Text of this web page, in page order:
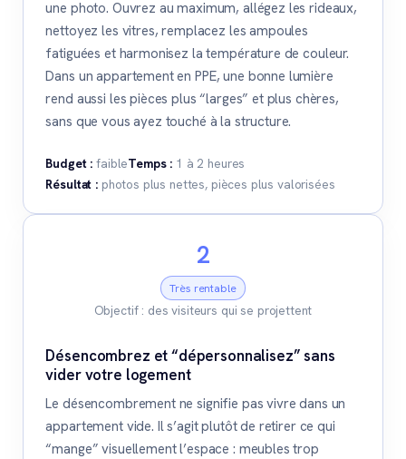
une photo. Ouvrez au maximum, allégez les rideaux,
nettoyez les vitres, remplacez les ampoules
fatiguées et harmonisez la température de couleur.
Dans un appartement en PPE, une bonne lumière
rend aussi les pièces plus “larges” et plus chères,
sans que vous ayez touché à la structure.
Budget : faibleTemps : 1 à 2 heures
Résultat :photos plus nettes, pièces plus valorisées
2
Très rentable
Objectif : des visiteurs qui se projettent
Désencombrez et “dépersonnalisez” sans
vider votre logement
Le désencombrement ne signifie pas vivre dans un
appartement vide. Il s’agit plutôt de retirer ce qui
“mange” visuellement l’espace : meubles trop